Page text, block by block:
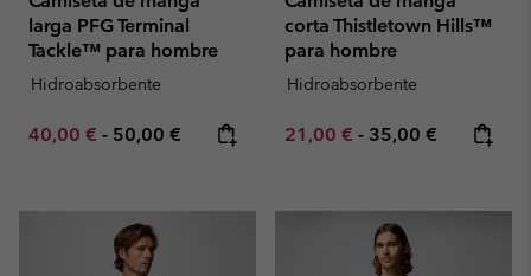
larga PFG Terminal
Tackle™ para hombre
Hidroabsorbente
Minimum sale price:
40,00 € - Maximum price:
50,00 €
corta Thistletown Hills™
para hombre
Hidroabsorbente
Minimum sale price:
21,00 € - Maximum price:
35,00 €